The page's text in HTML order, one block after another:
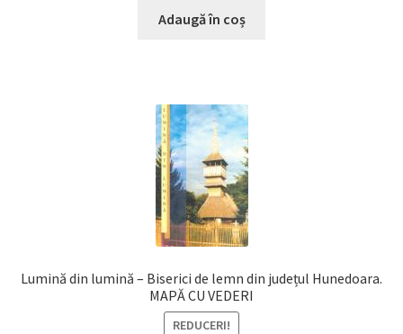
Adaugă în coș
Lumină din lumină – Biserici de lemn din județul Hunedoara.
MAPĂ CU VEDERI
REDUCERI!